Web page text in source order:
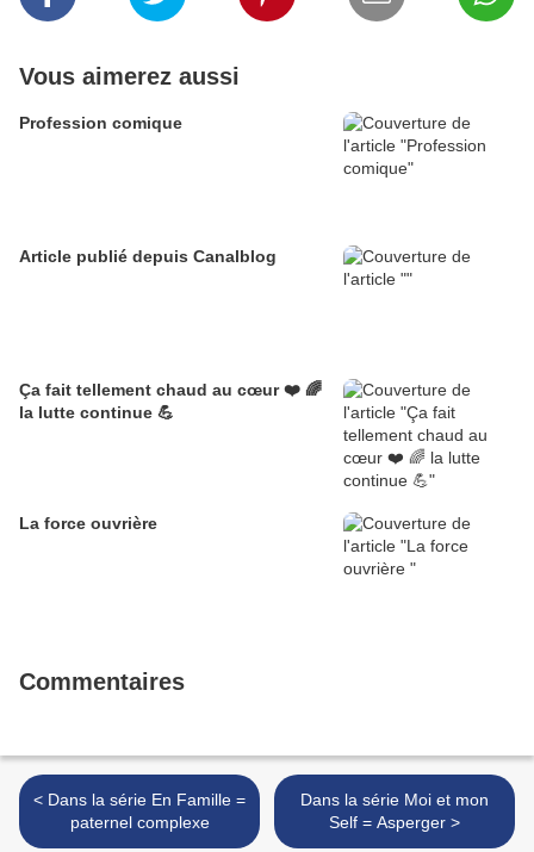
Vous aimerez aussi
Profession comique
Article publié depuis Canalblog
Ça fait tellement chaud au cœur ❤️ 🌈
la lutte continue 💪
La force ouvrière
Commentaires
< Dans la série En Famille =
paternel complexe
Dans la série Moi et mon
Self = Asperger >